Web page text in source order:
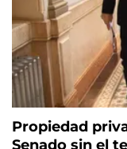
Propiedad
Senado sin el